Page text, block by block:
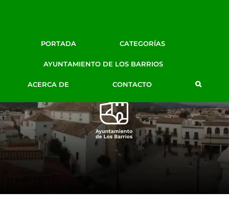
BLOG DE PRENSA
AYTO. LOS BARRIOS
PORTADA CATEGORÍAS
AYUNTAMIENTO DE LOS BARRIOS
ACERCA DE CONTACTO